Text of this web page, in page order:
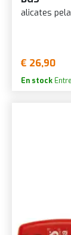
alicates
€ 26,90
En stock